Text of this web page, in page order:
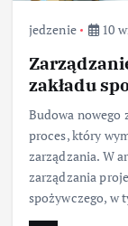
jedzenie 10
zakładu
Budowa nowego
proces, który
zarządzania. W
zarządzania
spożywczego, w